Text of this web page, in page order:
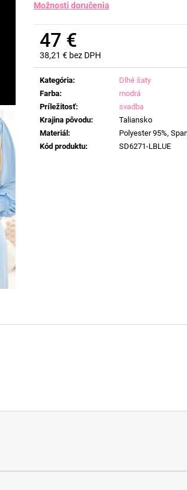
Možnosti doručenia
47 €
38,21 € bez DPH
Jednotková
cena:
Kategória:
Dlhé šaty
Farba:
modrá
Príležitosť:
svadba
Krajina pôvodu:
Taliansko
Materiál:
Polyester 95%,
Kód produktu: SD6271-LBLUE